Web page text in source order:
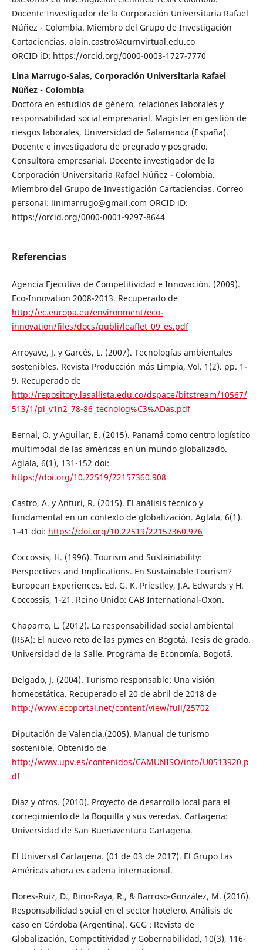
Docente Investigador de la Corporación Universitaria Rafael
Núñez - Colombia. Miembro del Grupo de Investigación
Cartaciencias. alain.castro@curnvirtual.edu.co
ORCID iD: https://orcid.org/0000-0003-1727-7770
Lina Marrugo-Salas, Corporación Universitaria Rafael
Núñez - Colombia
Doctora en estudios de género, relaciones laborales y
responsabilidad social empresarial. Magíster en gestión de
riesgos laborales, Universidad de Salamanca (España).
Docente e investigadora de pregrado y posgrado.
Consultora empresarial. Docente investigador de la
Corporación Universitaria Rafael Núñez - Colombia.
Miembro del Grupo de Investigación Cartaciencias. Correo
personal: linimarrugo@gmail.com ORCID iD:
https://orcid.org/0000-0001-9297-8644
Referencias
Agencia Ejecutiva de Competitividad e Innovación. (2009).
Eco-Innovation 2008-2013. Recuperado de
http://ec.europa.eu/environment/eco-
innovation/files/docs/publi/leaflet_09_es.pdf
Arroyave, J. y Garcés, L. (2007). Tecnologías ambientales
sostenibles. Revista Producción más Limpia, Vol. 1(2). pp. 1-
9. Recuperado de
http://repository.lasallista.edu.co/dspace/bitstream/10567/
513/1/pl_v1n2_78-86_tecnolog%C3%ADas.pdf
Bernal, O. y Aguilar, E. (2015). Panamá como centro logístico
multimodal de las américas en un mundo globalizado.
Aglala, 6(1), 131-152 doi:
https://doi.org/10.22519/22157360.908
Castro, A. y Anturi, R. (2015). El análisis técnico y
fundamental en un contexto de globalización. Aglala, 6(1).
1-41 doi: https://doi.org/10.22519/22157360.976
Coccossis, H. (1996). Tourism and Sustainability:
Perspectives and Implications. En Sustainable Tourism?
European Experiences. Ed. G. K. Priestley, J.A. Edwards y H.
Coccossis, 1-21. Reino Unido: CAB International-Oxon.
Chaparro, L. (2012). La responsabilidad social ambiental
(RSA): El nuevo reto de las pymes en Bogotá. Tesis de grado.
Universidad de la Salle. Programa de Economía. Bogotá.
Delgado, J. (2004). Turismo responsable: Una visión
homeostática. Recuperado el 20 de abril de 2018 de
http://www.ecoportal.net/content/view/full/25702
Diputación de Valencia.(2005). Manual de turismo
sostenible. Obtenido de
http://www.upv.es/contenidos/CAMUNISO/info/U0513920.p
df
Díaz y otros. (2010). Proyecto de desarrollo local para el
corregimiento de la Boquilla y sus veredas. Cartagena:
Universidad de San Buenaventura Cartagena.
El Universal Cartagena. (01 de 03 de 2017). El Grupo Las
Américas ahora es cadena internacional.
Flores-Ruiz, D., Bino-Raya, R., & Barroso-González, M. (2016).
Responsabilidad social en el sector hotelero. Análisis de
caso en Córdoba (Argentina). GCG : Revista de
Globalización, Competitividad y Gobernabilidad, 10(3), 116-